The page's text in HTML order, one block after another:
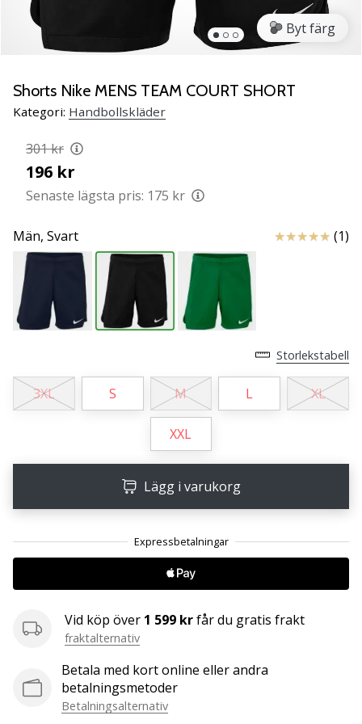
Lär
känna
PUMA
NITRO
5
handbollsskorna!
Upptäck
tekniska
uppdateringarna
och
ta
reda
om
25. 11. 2024
Become
Brand
of
our
Are
handball
freak
Byt färg
Shorts Nike MENS TEAM COURT SHORT
Kategori: Handbollskläder
301 kr
196 kr
Senaste lägsta pris: 175 kr
Män, Svart Recensioner
(1)
Storlekstabell
3XL S M L XL
XXL
Lägg i varukorg
Vid köp över 1 599 krfår du gratis frakt
fraktalternativ
Betala med kort online eller andra
betalningsmetoder
Betalningsalternativ